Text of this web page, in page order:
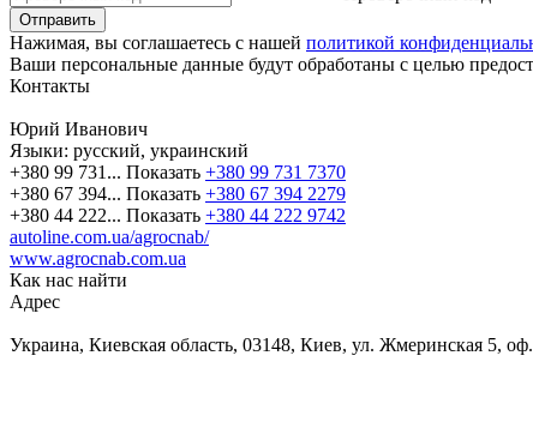
Нажимая, вы соглашаетесь с нашей политикой
Ваши персональные данные будут обработаны с целью
Контакты
Юрий Иванович
Языки: русский, украинский
+380 99 731... Показать +380 99 731 7370
+380 67 394... Показать +380 67 394 2279
+380 44 222... Показать +380 44 222 9742
autoline.com.ua/agrocnab/
www.agrocnab.com.ua
Как нас найти
Адрес
Украина, Киевская область, 03148, Киев, ул. Жмеринская 5,